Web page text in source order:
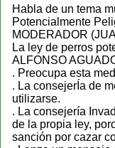
Habla de un tema
Potencialmente
MODERADOR
La ley de perros
ALFONSO
. Preocupa esta
. La consejerÍa de
utilizarse.
. La consejería
de la propia ley,
sanción por cazar